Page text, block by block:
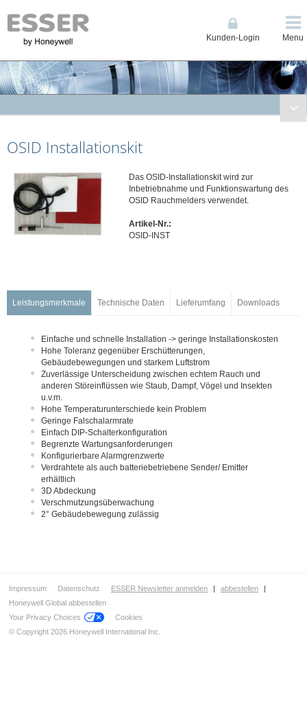
Kunden-Login Menu
Kompakte BMZ / Grenzwerttechnik ES Line & 1-Loop Compact
Brandmelderzentrale (BMZ) Ringbustechnik FlexES Control
Löschsteuerzentrale BC08
Fernzugriff Connected Life Safety Services (CLSS)
Anzeige, Bedienteile und Drucker
Feuerwehrschlüsseldepots/-safes
Netzwerktechnik
Handfeuermelder & Handsteuereinrichtungen
Koppler / Ein- und Ausgangsmodule
Funk
Sondermelder
Flammen- und Wärmestabmelder
Lüftungskanalmelder
Linienförmiger Wärmemelder LWM
Linienförmiger Wärmemelder LWL - DTS N45
Linienförmiger Rauchmelder
Linienförmiger Rauchmelder 3D-Dual OSID
Batterie-Überwachungssystem Li-Ion Tamer
Signalgeber
Feststellanlagen (FSA)
OSID Installationskit
Das OSID-Installationskit wird zur
Inbetriebnahme und Funktionswartung des
OSID Rauchmelders verwendet.
Artikel-Nr.:
OSID-INST
Leistungsmerkmale Technische Daten Lieferumfang Downloads
Einfache und schnelle Installation -> geringe Installationskosten
Hohe Toleranz gegenüber Erschütterungen,
Gebäudebewegungen und starkem Luftstrom
Zuverlässige Unterscheidung zwischen echtem Rauch und
anderen Störeinflüssen wie Staub, Dampf, Vögel und Insekten
u.v.m.
Hohe Temperaturunterschiede kein Problem
Geringe Falschalarmrate
Einfach DIP-Schalterkonfiguration
Begrenzte Wartungsanforderungen
Konfigurierbare Alarmgrenzwerte
Verdrahtete als auch batteriebetriebene Sender/ Emitter
erhältlich
3D Abdeckung
Verschmutzungsüberwachung
2° Gebäudebewegung zulässig
Impressum Datenschutz ESSER Newsletter anmelden | abbestellen
|
Honeywell Global abbestellen
Your Privacy Choices
Cookies
© Copyright 2026 Honeywell International Inc.